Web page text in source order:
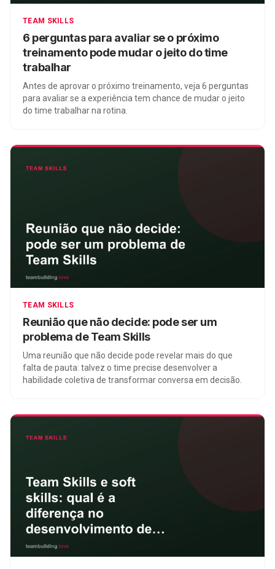
TEAM SKILLS
6 perguntas para avaliar se o próximo
treinamento pode mudar o jeito do time
trabalhar
Antes de aprovar o próximo treinamento, veja 6 perguntas
para avaliar se a experiência tem chance de mudar o jeito
do time trabalhar na rotina.
TEAM SKILLS
Reunião que não decide: pode ser um
problema de Team Skills
Uma reunião que não decide pode revelar mais do que
falta de pauta: talvez o time precise desenvolver a
habilidade coletiva de transformar conversa em decisão.